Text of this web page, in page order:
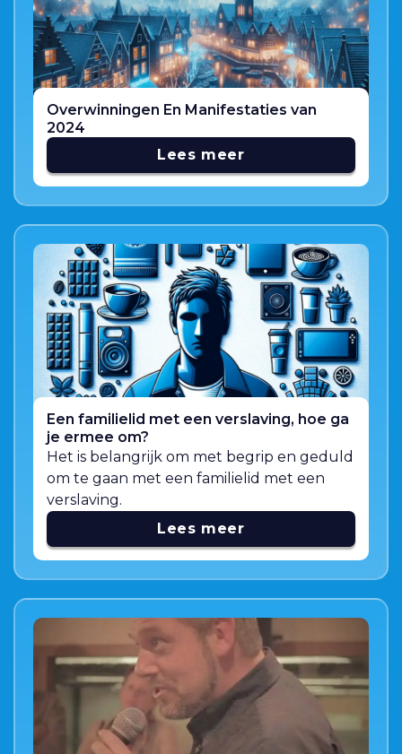
Overwinningen En Manifestaties van
2024
Lees meer
Een familielid met een verslaving, hoe ga
je ermee om?
Het is belangrijk om met begrip en geduld
om te gaan met een familielid met een
verslaving.
Lees meer